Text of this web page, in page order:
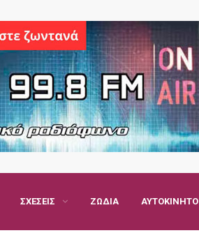
ΣΧΈΣΕΙΣ ΖΏΔΙΑ ΑΥΤΟΚΊΝΗΤΟ